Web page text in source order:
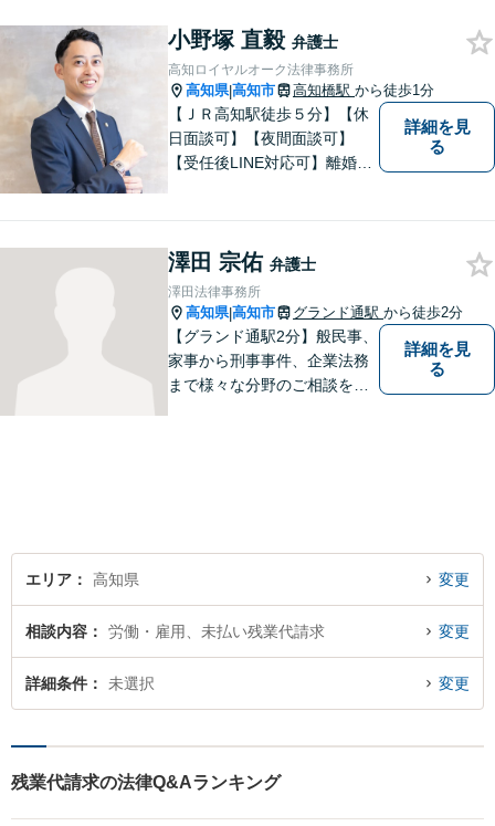
小野塚 直毅 弁護士
高知ロイヤルオーク法律事務所
高知県|高知市 高知橋駅 から徒歩1分
【ＪＲ高知駅徒歩５分】【休
日面談可】【夜間面談可】
【受任後LINE対応可】離婚、
詳細を見
る
澤田 宗佑 弁護士
澤田法律事務所
高知県|高知市 グランド通駅 から徒歩2分
【グランド通駅2分】般民事、
家事から刑事事件、企業法務
まで様々な分野のご相談を受
詳細を見
る
エリア 高知県 変更
相談内容 労働・雇用、未払い残業代請求 変更
詳細条件 未選択 変更
残業代請求の法律Q&Aランキング